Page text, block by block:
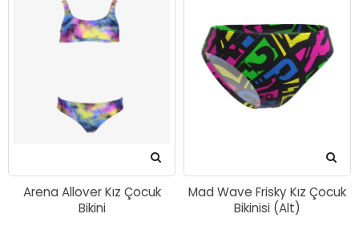
Arena Allover Kız Çocuk
Bikini
Mad Wave Frisky Kız Çocuk
Bikinisi (Alt)